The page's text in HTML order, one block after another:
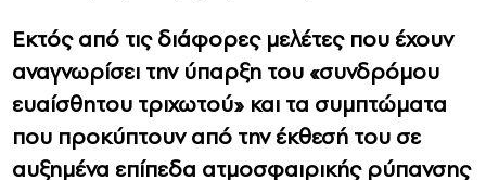
Εκτός από τις διάφορες μελέτες που έχουν
αναγνωρίσει την ύπαρξη του «συνδρόμου
ευαίσθητου τριχωτού» και τα συμπτώματα
που προκύπτουν από την έκθεσή του σε
αυξημένα επίπεδα ατμοσφαιρικής ρύπανσης